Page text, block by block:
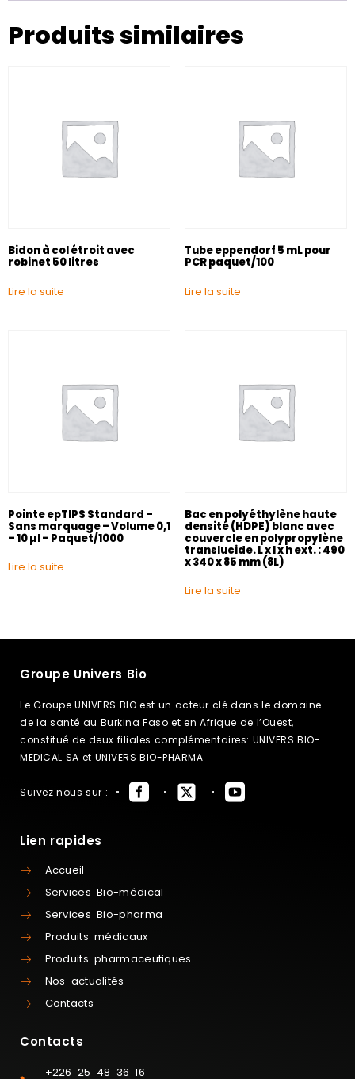
Produits similaires
Bidon à col étroit avec
robinet 50 litres
Lire la suite
Tube eppendorf 5 mL pour
PCR paquet/100
Lire la suite
Pointe epTIPS Standard –
Sans marquage – Volume 0,1
– 10 µl – Paquet/1000
Lire la suite
Bac en polyéthylène haute
densité (HDPE) blanc avec
couvercle en polypropylène
translucide. L x l x h ext. : 490
x 340 x 85 mm (8L)
Lire la suite
Groupe Univers Bio
Le Groupe UNIVERS BIO est un acteur clé dans le domaine
de la santé au Burkina Faso et en Afrique de l’Ouest,
constitué de deux filiales complémentaires: UNIVERS BIO-
MEDICAL SA et UNIVERS BIO-PHARMA
Suivez nous sur :
Lien rapides
Accueil
Services Bio-médical
Services Bio-pharma
Produits médicaux
Produits pharmaceutiques
Nos actualités
Contacts
Contacts
+226 25 48 36 16